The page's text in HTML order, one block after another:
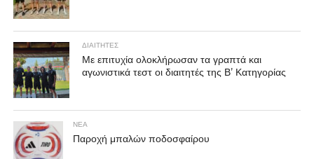
ΔΙΑΙΤΗΤΕΣ
Με επιτυχία ολοκλήρωσαν τα γραπτά και
αγωνιστικά τεστ οι διαιτητές της Β’ Κατηγορίας
ΝΕΑ
Παροχή μπαλών ποδοσφαίρου